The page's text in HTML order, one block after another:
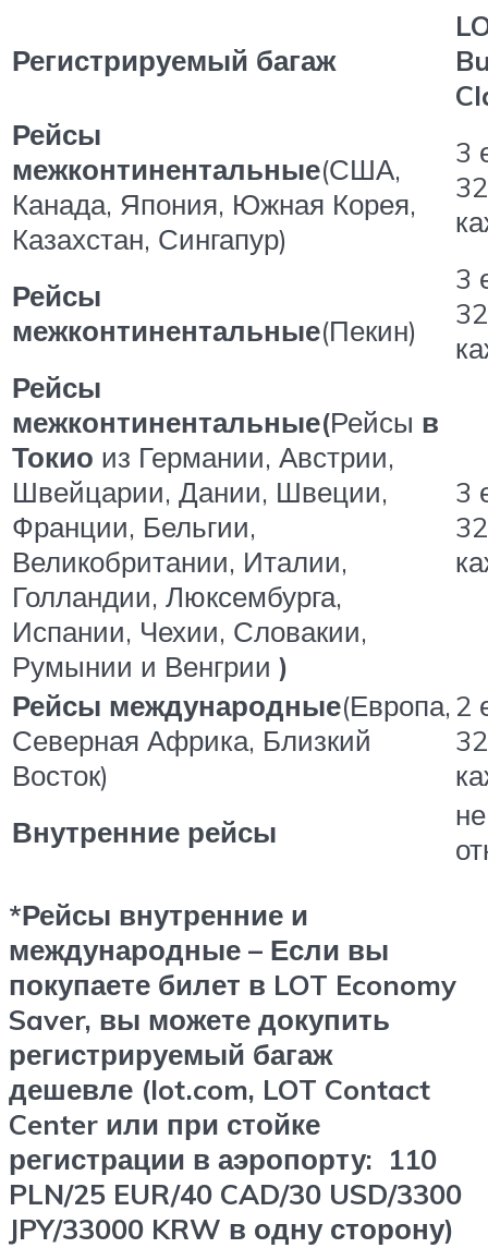
Регистрируемый багаж
Рейсы
межконтинентальные(США,
Канада, Япония, Южная Корея,
Казахстан, Сингапур)
3
Рейсы
межконтинентальные(Пекин)
3
Рейсы
межконтинентальные(Рейсы в
Токио из Германии, Австрии,
Швейцарии, Дании, Швеции,
Франции, Бельгии,
Великобритании, Италии,
Голландии, Люксембурга,
Испании, Чехии, Словакии,
Румынии и Венгрии )
3
Рейсы международные(Европа,
Северная Африка, Близкий
Восток)
2
Внутренние рейсы
не
*Рейсы внутренние и
международные – Если вы
покупаете билет в LOT Economy
Saver, вы можете докупить
регистрируемый багаж
дешевле (lot.com, LOT Contact
Center или при стойке
регистрации в аэропорту: 110
PLN/25 EUR/40 CAD/30 USD/3300
JPY/33000 KRW в одну сторону)